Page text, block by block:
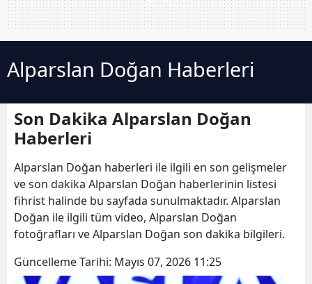
Alparslan Doğan Haberleri
Son Dakika Alparslan Doğan
Haberleri
Alparslan Doğan haberleri ile ilgili en son gelişmeler
ve son dakika Alparslan Doğan haberlerinin listesi
fihrist halinde bu sayfada sunulmaktadır. Alparslan
Doğan ile ilgili tüm video, Alparslan Doğan
fotoğrafları ve Alparslan Doğan son dakika bilgileri.
Güncelleme Tarihi: Mayıs 07, 2026 11:25